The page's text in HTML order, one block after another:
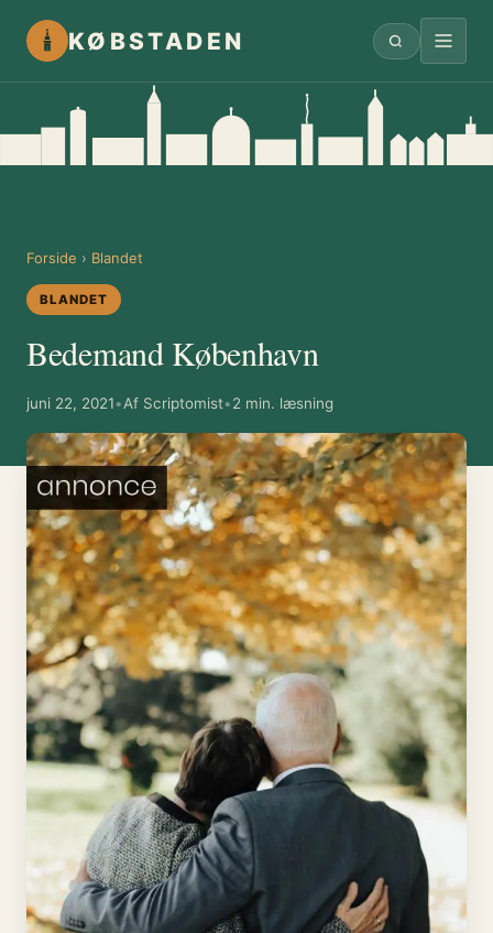
KØBSTADEN
Forside › Blandet
BLANDET
Bedemand København
juni 22, 2021•Af Scriptomist•2 min. læsning